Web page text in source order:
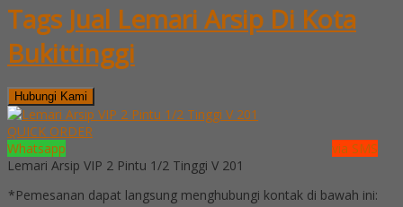
Tags Jual Lemari Arsip Di Kota
Bukittinggi
Hubungi Kami
QUICK ORDER
Whatsapp
via SMS
Lemari Arsip VIP 2 Pintu 1/2 Tinggi V 201
*Pemesanan dapat langsung menghubungi kontak di bawah ini: